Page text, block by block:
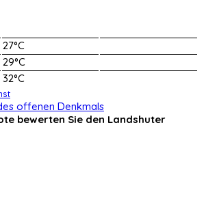
27°C
29°C
32°C
bewerten Sie den Landshuter